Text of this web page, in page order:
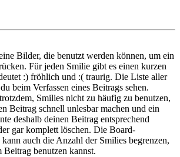
Bilder, die benutzt werden können, um ein
Für jeden Smilie gibt es einen kurzen
:) fröhlich und :( traurig. Die Liste aller
beim Verfassen eines Beitrags sehen.
Smilies nicht zu häufig zu benutzen,
Beitrag schnell unlesbar machen und ein
deshalb deinen Beitrag entsprechend
gar komplett löschen. Die Board-
auch die Anzahl der Smilies begrenzen,
Beitrag benutzen kannst.